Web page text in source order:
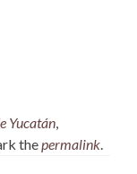
Yucatán,
thepermalink.